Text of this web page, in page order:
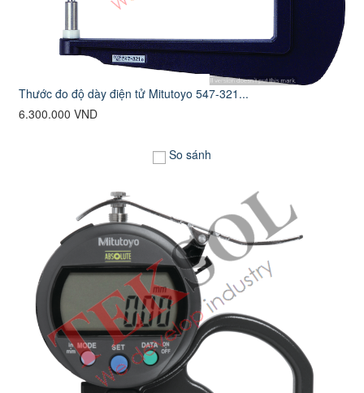
Thước đo độ dày điện tử Mitutoyo 547-321...
6.300.000 VND
So sánh